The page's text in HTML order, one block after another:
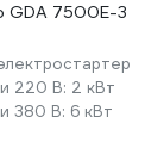
GDA 7500E-3
220 В: 2 кВт
380 В: 6 кВт